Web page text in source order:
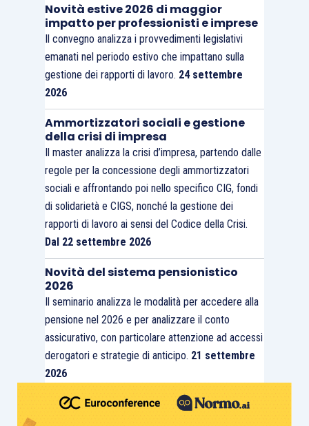
Novità estive 2026 di maggior
impatto per professionisti e imprese
Il convegno analizza i provvedimenti legislativi
emanati nel periodo estivo che impattano sulla
gestione dei rapporti di lavoro. 24 settembre
2026
Ammortizzatori sociali e gestione
della crisi di impresa
Il master analizza la crisi d’impresa, partendo dalle
regole per la concessione degli ammortizzatori
sociali e affrontando poi nello specifico CIG, fondi
di solidarietà e CIGS, nonché la gestione dei
rapporti di lavoro ai sensi del Codice della Crisi.
Dal 22 settembre 2026
Novità del sistema pensionistico
2026
Il seminario analizza le modalità per accedere alla
pensione nel 2026 e per analizzare il conto
assicurativo, con particolare attenzione ad accessi
derogatori e strategie di anticipo. 21 settembre
2026